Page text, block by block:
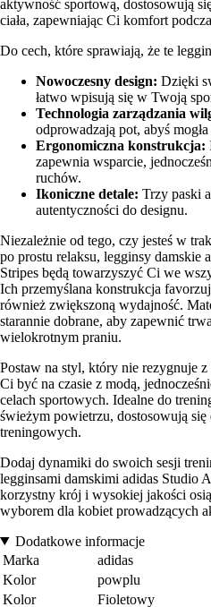
aktywność sportową, dostosowują
ciała, zapewniając Ci komfort
Do cech, które sprawiają, że te
Nowoczesny design: Dzięki
łatwo wpisują się w Twoją
Technologia zarządzania
odprowadzają pot, abyś
Ergonomiczna konstrukcja:
zapewnia wsparcie,
ruchów.
Ikoniczne detale: Trzy paski
autentyczności do designu.
Niezależnie od tego, czy jesteś w
po prostu relaksu, legginsy
Stripes będą towarzyszyć Ci we
Ich przemyślana konstrukcja
również zwiększoną wydajność.
starannie dobrane, aby zapewnić
wielokrotnym praniu.
Postaw na styl, który nie rezygnuje
Ci być na czasie z modą,
celach sportowych. Idealne do
świeżym powietrzu, dostosowują
treningowych.
Dodaj dynamiki do swoich sesji
legginsami damskimi adidas Studio
korzystny krój i wysokiej jakości
wyborem dla kobiet prowadzących
Dodatkowe informacje
Marka
adidas
Kolor
powplu
Kolor
Fioletowy